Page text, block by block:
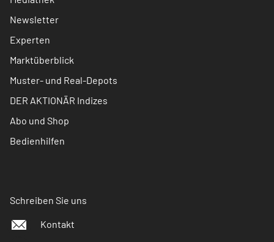
Newsletter
Experten
Marktüberblick
Muster- und Real-Depots
DER AKTIONÄR Indizes
Abo und Shop
Bedienhilfen
Schreiben Sie uns
Kontakt